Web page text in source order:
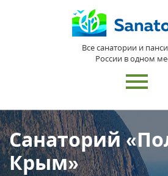
Все санатории и
России в одном
Санаторий
Крым»